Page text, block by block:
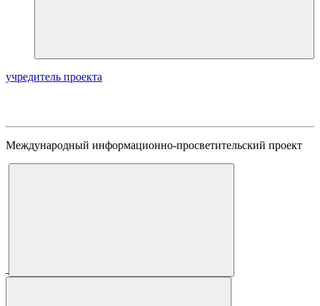
учредитель проекта
Международный информационно-просветительский проект